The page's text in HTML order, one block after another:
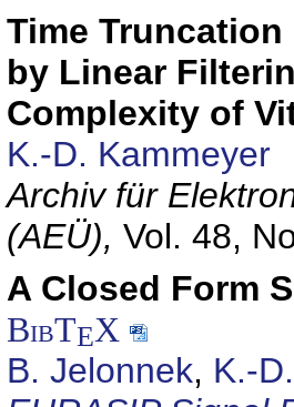
Time
by Linear
Complexity of
K.-D. Kammeyer
Archiv für
(AEÜ), Vol. 48,
A Closed Form
BibTEX
B. Jelonnek, K.-